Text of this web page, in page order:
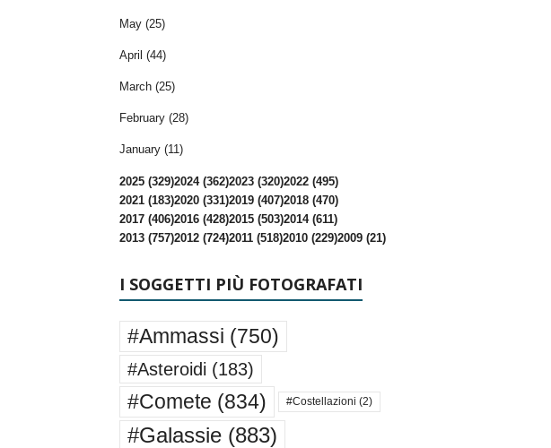
May (25)
April (44)
March (25)
February (28)
January (11)
2025 (329)2024 (362)2023 (320)2022 (495)
2021 (183)2020 (331)2019 (407)2018 (470)
2017 (406)2016 (428)2015 (503)2014 (611)
2013 (757)2012 (724)2011 (518)2010 (229)2009 (21)
I SOGGETTI PIÙ FOTOGRAFATI
#Ammassi (750)
#Asteroidi (183)
#Comete (834) #Costellazioni (2)
#Galassie(883)